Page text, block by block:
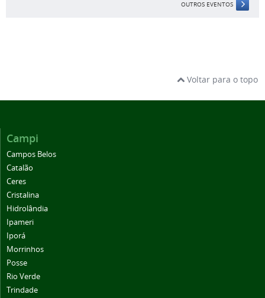
OUTROS EVENTOS
Voltar para o topo
Campi
Campos Belos
Catalão
Ceres
Cristalina
Hidrolândia
Ipameri
Iporá
Morrinhos
Posse
Rio Verde
Trindade